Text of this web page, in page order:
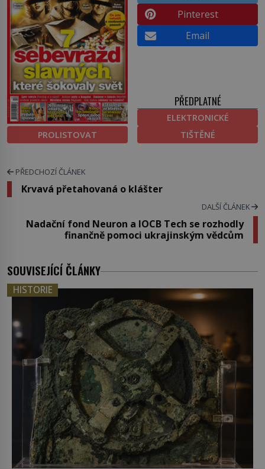
PROLISTOVAT
Pinterest
Email
PŘEDPLATNÉ
ELEKTRONICKÉ
TIŠTĚNÉ
PŘEDCHOZÍ ČLÁNEK
Krvavá přetahovaná o klášter
DALŠÍ ČLÁNEK
Nadační fond Neuron a IOCB Tech se rozhodly
finančně pomoci ukrajinským vědcům
SOUVISEJÍCÍ ČLÁNKY
HISTORIE